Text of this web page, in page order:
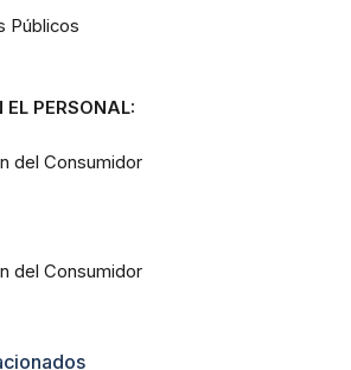
Públicos
PERSONAL:
del Consumidor
del Consumidor